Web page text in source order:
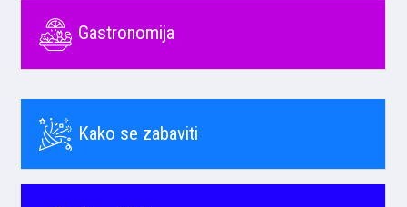
Gastronomija
Kako se zabaviti